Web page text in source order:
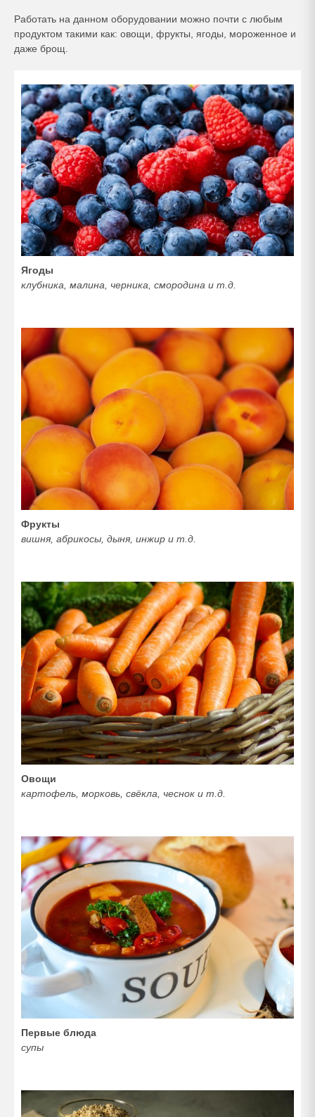
Работать на данном оборудовании можно почти с любым
продуктом такими как: овощи, фрукты, ягоды, мороженное и
даже брощ.
Ягоды
клубника, малина, черника, смородина и т.д.
Фрукты
вишня, абрикосы, дыня, инжир и т.д.
Овощи
картофель, морковь, свёкла, чеснок и т.д.
Первые блюда
супы